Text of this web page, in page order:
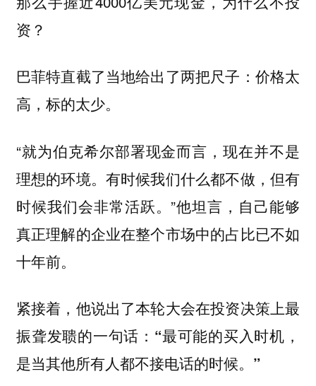
资？
巴菲特直截了当地给出了两把尺子： 价格太
高，标的太少。
“就为伯克希尔部署现金而言，现在并不是
理想的环境。有时候我们什么都不做，但有
时候我们会非常活跃。”他坦言，自己能够
真正理解的企业在整个市场中的占比已不如
十年前。
紧接着，他说出了本轮大会在投资决策上最
振聋发聩的一句话： “最可能的买入时机，
是当其他所有人都不接电话的时候。”